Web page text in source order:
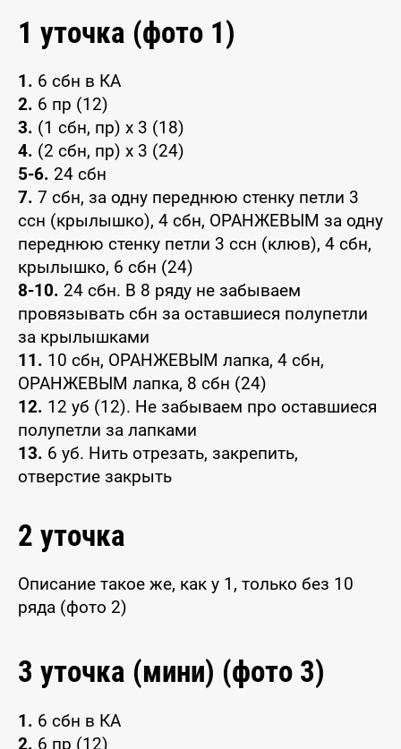
1 уточка (фото 1)
1. 6 сбн в КА
2. 6 пр (12)
3. (1 сбн, пр) х 3 (18)
4. (2 сбн, пр) х 3 (24)
5-6. 24 сбн
7. 7 сбн, за одну переднюю стенку петли 3
ссн (крылышко), 4 сбн, ОРАНЖЕВЫМ за одну
переднюю стенку петли 3 ссн (клюв), 4 сбн,
крылышко, 6 сбн (24)
8-10. 24 сбн. В 8 ряду не забываем
провязывать сбн за оставшиеся полупетли
за крылышками
11. 10 сбн, ОРАНЖЕВЫМ лапка, 4 сбн,
ОРАНЖЕВЫМ лапка, 8 сбн (24)
12. 12 уб (12). Не забываем про оставшиеся
полупетли за лапками
13. 6 уб. Нить отрезать, закрепить,
отверстие закрыть
2 уточка
Описание такое же, как у 1, только без 10
ряда (фото 2)
3 уточка (мини) (фото 3)
1. 6 сбн в КА
2. 6 пр (12)